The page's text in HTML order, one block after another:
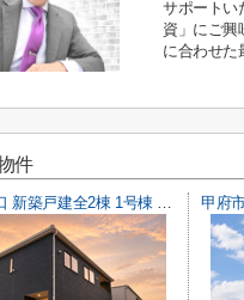
サポートい
資」にご興
に合わせた
件